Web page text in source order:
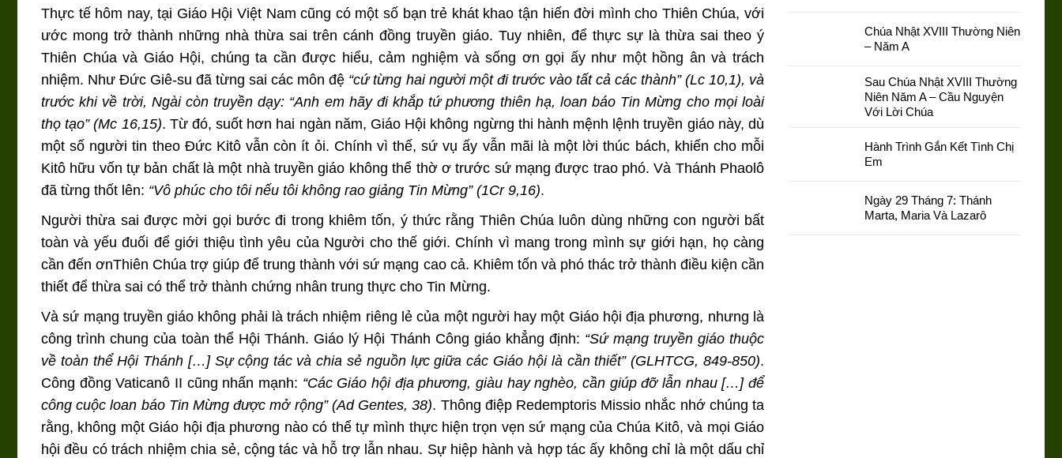
Thực tế hôm nay, tại Giáo Hội Việt Nam cũng có một số bạn trẻ khát khao tận hiến đời mình cho Thiên Chúa, với
ước mong trở thành những nhà thừa sai trên cánh đồng truyền giáo. Tuy nhiên, để thực sự là thừa sai theo ý
Thiên Chúa và Giáo Hội, chúng ta cần được hiểu, cảm nghiệm và sống ơn gọi ấy như một hồng ân và trách
nhiệm. Như Đức Giê-su đã từng sai các môn đệ “cứ từng hai người một đi trước vào tất cả các thành” (Lc 10,1), và
trước khi về trời, Ngài còn truyền dạy: “Anh em hãy đi khắp tứ phương thiên hạ, loan báo Tin Mừng cho mọi loài
thọ tạo” (Mc 16,15). Từ đó, suốt hơn hai ngàn năm, Giáo Hội không ngừng thi hành mệnh lệnh truyền giáo này, dù
một số người tin theo Đức Kitô vẫn còn ít ỏi. Chính vì thế, sứ vụ ấy vẫn mãi là một lời thúc bách, khiến cho mỗi
Kitô hữu vốn tự bản chất là một nhà truyền giáo không thể thờ ơ trước sứ mạng được trao phó. Và Thánh Phaolô
đã từng thốt lên: “Vô phúc cho tôi nếu tôi không rao giảng Tin Mừng” (1Cr 9,16).
Người thừa sai được mời gọi bước đi trong khiêm tốn, ý thức rằng Thiên Chúa luôn dùng những con người bất
toàn và yếu đuối để giới thiệu tình yêu của Người cho thế giới. Chính vì mang trong mình sự giới hạn, họ càng
cần đến ơnThiên Chúa trợ giúp để trung thành với sứ mạng cao cả. Khiêm tốn và phó thác trở thành điều kiện cần
thiết để thừa sai có thể trở thành chứng nhân trung thực cho Tin Mừng.
Và sứ mạng truyền giáo không phải là trách nhiệm riêng lẻ của một người hay một Giáo hội địa phương, nhưng là
công trình chung của toàn thể Hội Thánh. Giáo lý Hội Thánh Công giáo khẳng định: “Sứ mạng truyền giáo thuộc
về toàn thể Hội Thánh […] Sự cộng tác và chia sẻ nguồn lực giữa các Giáo hội là cần thiết” (GLHTCG, 849-850).
Công đồng Vaticanô II cũng nhấn mạnh: “Các Giáo hội địa phương, giàu hay nghèo, cần giúp đỡ lẫn nhau […] để
công cuộc loan báo Tin Mừng được mở rộng” (Ad Gentes, 38). Thông điệp Redemptoris Missio nhắc nhớ chúng ta
rằng, không một Giáo hội địa phương nào có thể tự mình thực hiện trọn vẹn sứ mạng của Chúa Kitô, và mọi Giáo
hội đều có trách nhiệm chia sẻ, cộng tác và hỗ trợ lẫn nhau. Sự hiệp hành và hợp tác ấy không chỉ là một dấu chỉ
Chúa Nhật XVIII Thường Niên
– Năm A
Sau Chúa Nhật XVIII Thường
Niên Năm A – Cầu Nguyện
Với Lời Chúa
Hành Trình Gắn Kết Tình Chị
Em
Ngày 29 Tháng 7: Thánh
Marta, Maria Và Lazarô